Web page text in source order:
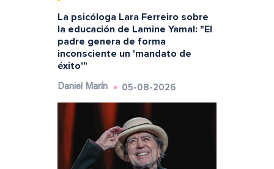
La psicóloga Lara Ferreiro sobre
la educación de Lamine Yamal: "El
padre genera de forma
inconsciente un 'mandato de
éxito'"
Daniel Marín 05-08-2026